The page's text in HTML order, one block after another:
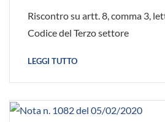
Riscontro su artt. 8, comma 3,
Codice del Terzo settore
LEGGI TUTTO